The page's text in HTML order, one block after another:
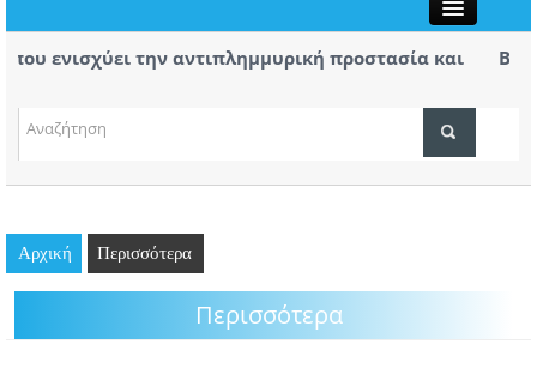
ΤΟΠΙΚΑ ΝΕΑ
GOING OUT
την αντιπλημμυρική προστασία και
Βύρας:
στο Καλό Χωριό ο Πάλμας- «Ουδέν
Στις
χειρότερα
Αρχική Περισσότερα
Περισσότερα